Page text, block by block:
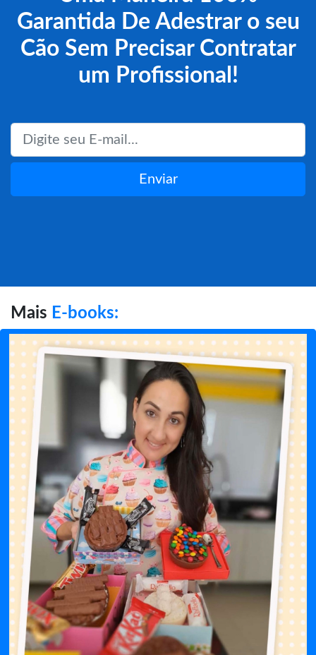
Garantida De Adestrar o seu
Cão Sem Precisar Contratar
um Profissional!
Enviar
Mais E-books: